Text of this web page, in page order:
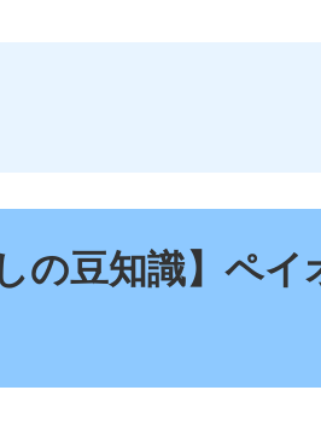
の豆知識】ペ